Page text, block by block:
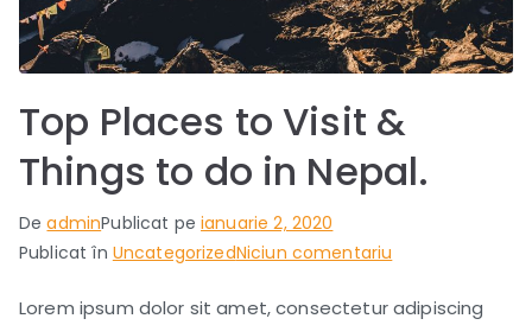
Top Places to Visit &
Things to do in Nepal.
DeadminPublicat peianuarie 2, 2020
Publicat în UncategorizedNiciun comentariu
Places
Lorem ipsum dolor sit amet, consectetur adipiscing